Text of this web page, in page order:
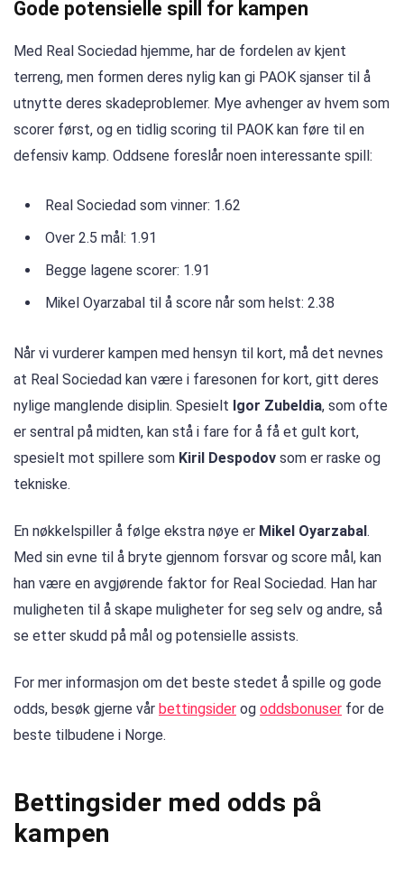
Gode potensielle spill for kampen
Med Real Sociedad hjemme, har de fordelen av kjent
terreng, men formen deres nylig kan gi PAOK sjanser til å
utnytte deres skadeproblemer. Mye avhenger av hvem som
scorer først, og en tidlig scoring til PAOK kan føre til en
defensiv kamp. Oddsene foreslår noen interessante spill:
Real Sociedad som vinner: 1.62
Over 2.5 mål: 1.91
Begge lagene scorer: 1.91
Mikel Oyarzabal til å score når som helst: 2.38
Når vi vurderer kampen med hensyn til kort, må det nevnes
at Real Sociedad kan være i faresonen for kort, gitt deres
nylige manglende disiplin. Spesielt Igor Zubeldia, som ofte
er sentral på midten, kan stå i fare for å få et gult kort,
spesielt mot spillere som Kiril Despodov som er raske og
tekniske.
En nøkkelspiller å følge ekstra nøye er Mikel Oyarzabal .
Med sin evne til å bryte gjennom forsvar og score mål, kan
han være en avgjørende faktor for Real Sociedad. Han har
muligheten til å skape muligheter for seg selv og andre, så
se etter skudd på mål og potensielle assists.
For mer informasjon om det beste stedet å spille og gode
odds, besøk gjerne vår bettingsider og oddsbonuser for de
beste tilbudene i Norge.
Bettingsider med odds på
kampen